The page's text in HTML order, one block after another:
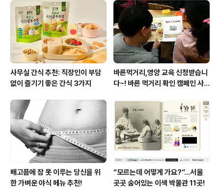
사무실 간식 추천: 직장인이 부담
없이 즐기기 좋은 간식 3가지
바른먹거리,영양 교육 신청받습니
다~! 바른 먹거리 확인 캠페인 사
배고픔에 잠 못 이루는 당신을 위
한 가벼운 야식 메뉴 추천!
“모르는데 어떻게 가요?”...서울
곳곳 숨어있는 이색 박물관 11곳!